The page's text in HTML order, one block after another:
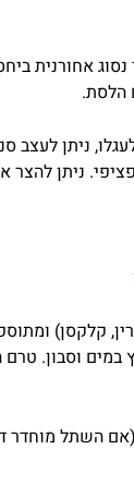
אחורנית
הלסת.
ניתן לעצב
ניתן להצר
(קומודין,
במים וסבון.